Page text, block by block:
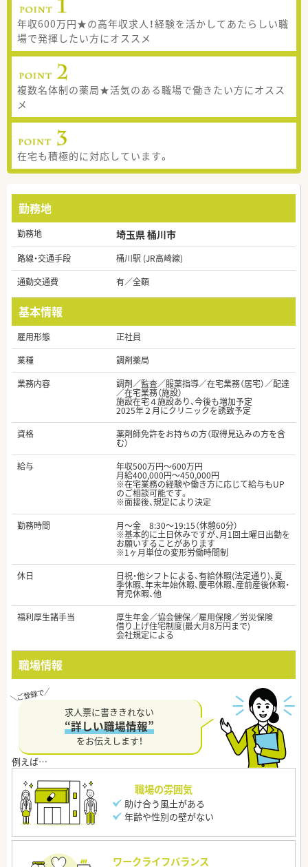
年収600万円★の高年収求人！経験を活かしてあたらしい職
場で発揮したい方にオススメ
複数名体制の薬局★活気のある職場で働きたい方にオスス
メ
在宅も積極的に対応しています。
勤務地
勤務地 埼玉県 桶川市
路線・交通手段
桶川駅 (JR高崎線)
通勤交通費
有／全額
基本情報
雇用形態
正社員
業種
調剤薬局
業務内容
調剤／監査／服薬指導／在宅業務（居宅）／配達
／在宅業務（施設）
施設在宅４施設あり、今後も増加予定
2025年２月にクリニックを誘致予定
資格
薬剤師免許をお持ちの方（取得見込みの方を含
む）
給与
年収500万円～600万円
月給400,000円～450,000円
※在宅業務の経験や働き方に応じて給与もUP
のご相談可能です。
※面接後、規定により決定
勤務時間
月～金 8:30～19:15（休憩60分）
※基本的に土日休みですが、月1回土曜日出勤を
お願いすることがあります
※1ヶ月単位の変形労働時間制
休日
日祝・他シフトによる、有給休暇(法定通り)、夏
季休暇、年末年始休暇、慶弔休暇、産前産後休暇・
育児休暇、他
福利厚生諸手当
厚生年金／協会健保／雇用保険／労災保険
借り上げ住宅制度(最大月8万円まで)
会社規定による
職場情報
求人票に書ききれない
“詳しい職場情報”
をお伝えします！
職場の雰囲気
助け合う風土がある
年齢や性別の壁がない
ワークライフバランス